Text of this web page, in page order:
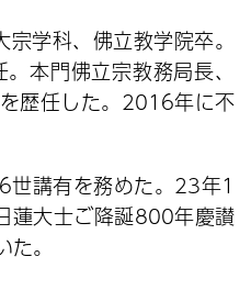
学科、佛立教学院卒。
本門佛立宗教務局長、
歴任した。2016年に不
講有を務めた。23年1
蓮大士ご降誕800年慶讃
。